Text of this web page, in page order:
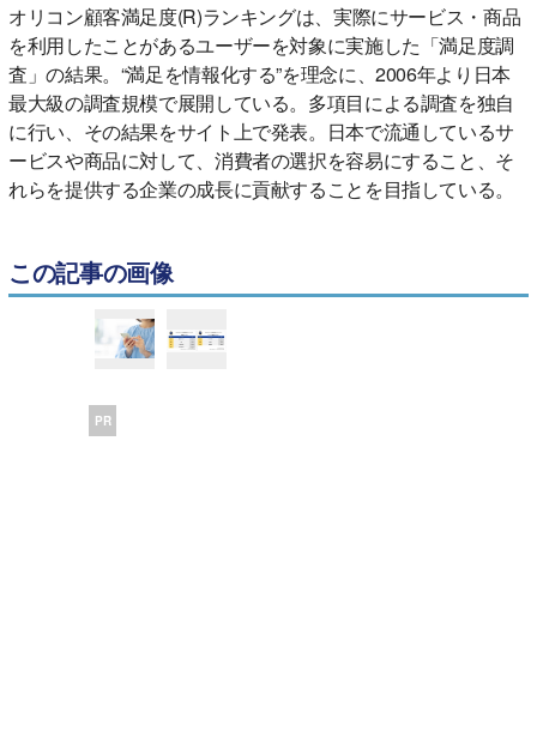
オリコン顧客満足度(R)ランキングは、実際にサービス・商品
を利用したことがあるユーザーを対象に実施した「満足度調
査」の結果。“満足を情報化する”を理念に、2006年より日本
最大級の調査規模で展開している。多項目による調査を独自
に行い、その結果をサイト上で発表。日本で流通しているサ
ービスや商品に対して、消費者の選択を容易にすること、そ
れらを提供する企業の成長に貢献することを目指している。
この記事の画像
PR